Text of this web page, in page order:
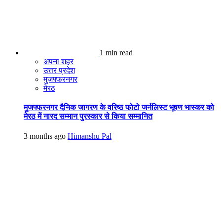
1 min read
अपना शहर
उत्तर प्रदेश
मुजफ्फरनगर
मेरठ
मुजफ्फरनगर दैनिक जागरण के वरिष्ठ फोटो जर्नलिस्ट भूषण भास्कर को
मेरठ में नारद सम्मान पुरस्कार से किया सम्मानित
3 months ago Himanshu Pal